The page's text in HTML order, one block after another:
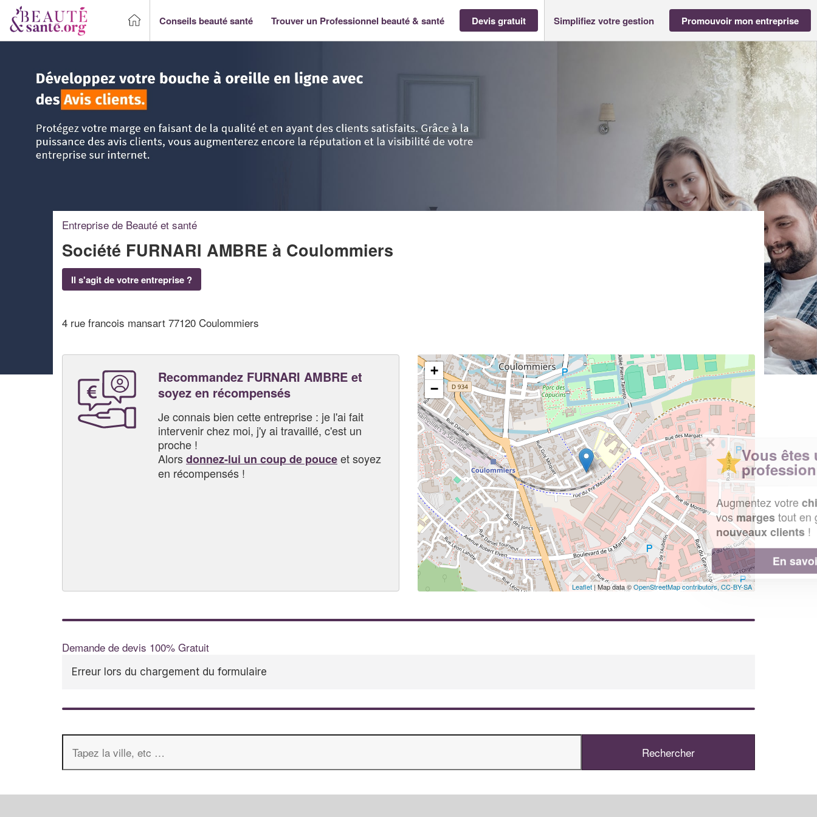
Conseils beauté santé Trouver un Professionnel beauté & santé Devis gratuit Simplifiez votre gestion Promouvoir mon entreprise
Entreprise de Beauté et santé
Société FURNARI AMBRE à Coulommiers
Il s'agit de votre entreprise ?
4 rue francois mansart 77120 Coulommiers
Recommandez FURNARI AMBRE et
soyez en récompensés
Je connais bien cette entreprise : je l'ai fait
intervenir chez moi, j'y ai travaillé, c'est un
proche !
Alorsdonnez-lui un coup de pouceet soyez
en récompensés !
+
−
Leaflet | Map data ©OpenStreetMap contributors, CC-BY-SA
Demande de devis 100% Gratuit
Erreur lors du chargement du formulaire
✕
Vous êtes un
professionnel ?
Augmentez votre chiffre d'affaireset
vosmargestout en gagnant de
nouveaux clients!
En savoir plus